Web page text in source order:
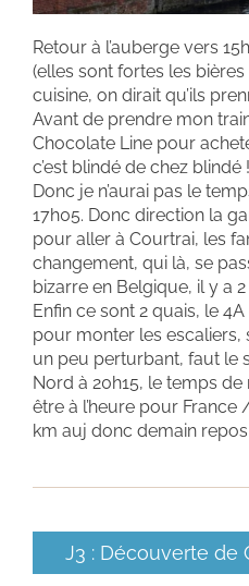
Retour à l’auberge vers
(elles sont fortes les
cuisine, on dirait qu’ils
Avant de prendre mon
Chocolate Line pour
c’est blindé de chez blindé
Donc je n’aurai pas le
17h05. Donc direction la
pour aller à Courtrai, les
changement, qui là, se
bizarre en Belgique, il y a
Enfin ce sont 2 quais, le
pour monter les escaliers,
un peu perturbant, faut le
Nord à 20h15, le temps
être à l’heure pour France
km auj donc demain repos
J3 : Découverte de